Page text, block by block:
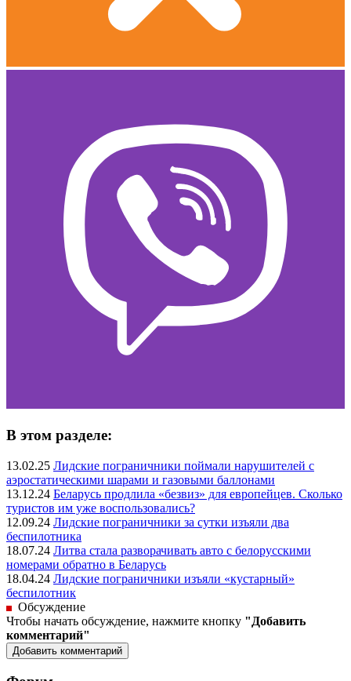
В этом разделе:
13.02.25 Лидские пограничники поймали нарушителей с
аэростатическими шарами и газовыми баллонами
13.12.24 Беларусь продлила «безвиз» для европейцев. Сколько
туристов им уже воспользовались?
12.09.24 Лидские пограничники за сутки изъяли два
беспилотника
18.07.24 Литва стала разворачивать авто с белорусскими
номерами обратно в Беларусь
18.04.24 Лидские пограничники изъяли «кустарный»
беспилотник
Обсуждение
Чтобы начать обсуждение, нажмите кнопку "Добавить
комментарий"